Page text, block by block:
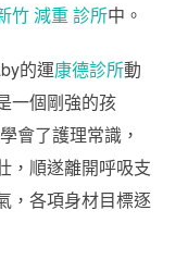
竹 減重 診所中。
的運康德診所動
一個剛強的孩
會了護理常識，
，順遂離開呼吸支
，各項身材目標逐